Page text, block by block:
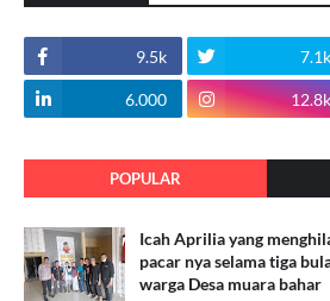
9.5k 7.1k
6.000 12.8k
POPULAR
Icah Aprilia yang
pacar nya selama tiga
warga Desa muara bahar